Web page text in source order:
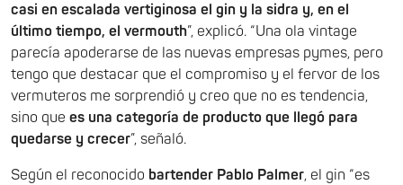
casi en escalada vertiginosa el gin y la sidra y, en el
último tiempo, el vermouth”, explicó. “Una ola vintage
parecía apoderarse de las nuevas empresas pymes, pero
tengo que destacar que el compromiso y el fervor de los
vermuteros me sorprendió y creo que no es tendencia,
sino que es una categoría de producto que llegó para
quedarse y crecer”, señaló.
Según el reconocido bartender Pablo Palmer, el gin “es